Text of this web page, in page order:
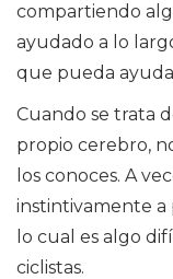
compartiendo
ayudado a lo
que pueda
Cuando se trata
propio cerebro,
los conoces. A
instintivamente a
lo cual es algo
ciclistas.